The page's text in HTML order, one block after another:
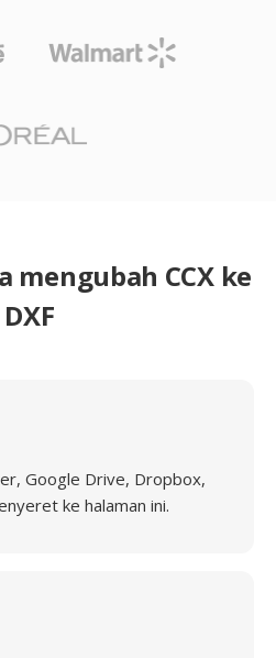
mengubah CCX ke
DXF
Google Drive, Dropbox,
ke halaman ini.